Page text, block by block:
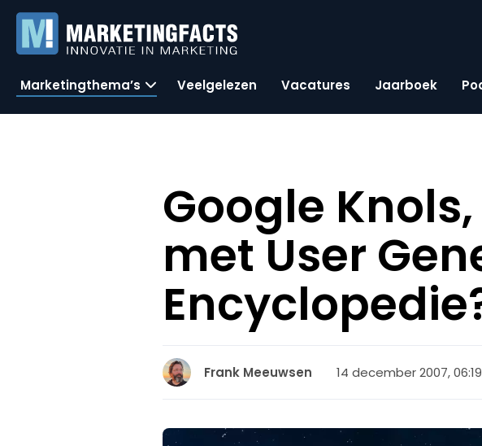
Marketingthema’s Veelgelezen Vacatures Jaarboek
Google
met User
Frank Meeuwsen 14 december 2007, 06:19